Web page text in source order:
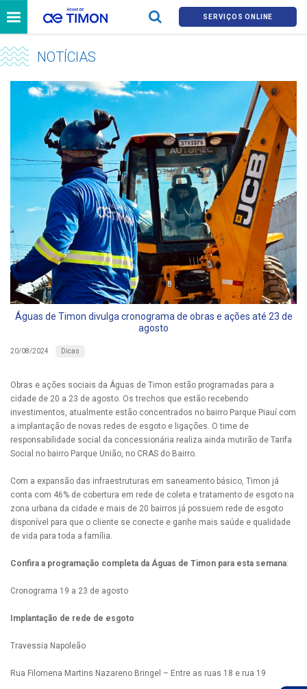
SERVIÇOS ONLINE
NOTÍCIAS
Águas de Timon divulga cronograma de obras e ações até 23 de
agosto
20/08/2024 Dicas
Obras e ações sociais da Águas de Timon estão programadas para a
cidade de 20 a 23 de agosto. Os trechos que estão recebendo
investimentos, atualmente estão concentrados no bairro Parque Piauí com
a implantação de novas redes de esgoto e ligações. O time de
responsabilidade social da concessionária realiza ainda mutirão de Tarifa
Social no bairro Parque União, no CRAS do Bairro.
Com a expansão das infraestruturas em saneamento básico, Timon já
conta com 46% de cobertura em rede de coleta e tratamento de esgoto na
zona urbana da cidade e mais de 20 bairros já possuem rede de esgoto
disponível para que o cliente se conecte e ganhe mais saúde e qualidade
de vida para toda a família.
Confira a programação completa da Águas de Timon para esta semana:
Cronograma 19 a 23 de agosto
Implantação de rede de esgoto
Travessia Napoleão
Rua Filomena Martins Nazareno Bringel – Entre as ruas 18 e rua 19